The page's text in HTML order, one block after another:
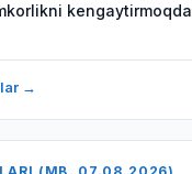
kengaytirmoqda
→